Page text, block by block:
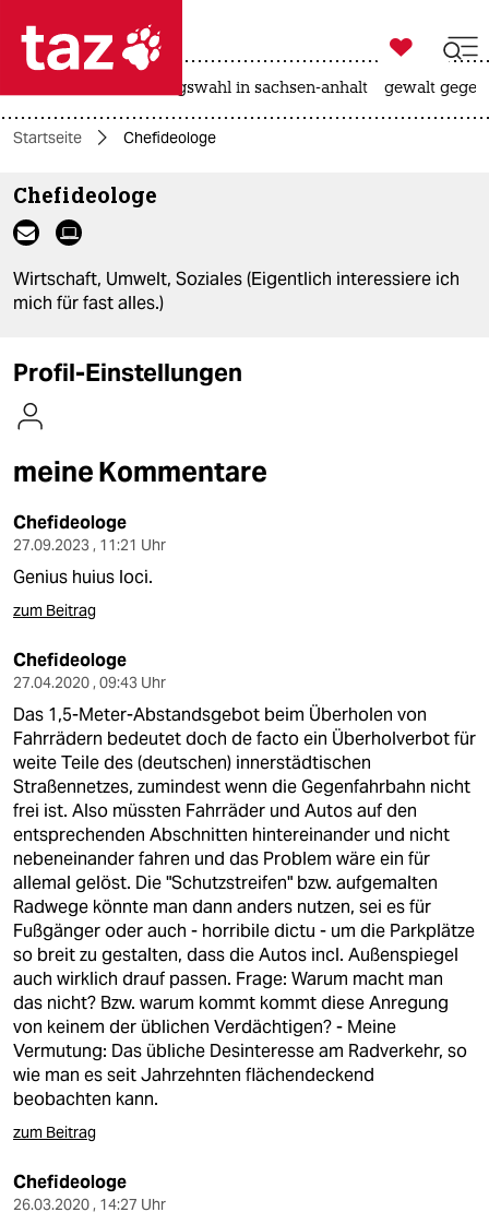
 taz zahl ich
taz zahl ich
themen
politik
öko
nord
wahrheit
verlag
veranstaltungen
shop
fragen & hilfe
unterstützen
abo
genossenschaft
epaper login

taz zahl ich
landtagswahl in sachsen-anhalt gewalt
Startseite Chefideologe
Chefideologe
Wirtschaft, Umwelt, Soziales (Eigentlich interessiere ich
mich für fast alles.)
Profil-Einstellungen
meine Kommentare
Chefideologe
27.09.2023 , 11:21 Uhr
Genius huius loci.
zum Beitrag
Chefideologe
27.04.2020 , 09:43 Uhr
Das 1,5-Meter-Abstandsgebot beim Überholen von
Fahrrädern bedeutet doch de facto ein Überholverbot für
weite Teile des (deutschen) innerstädtischen
Straßennetzes, zumindest wenn die Gegenfahrbahn nicht
frei ist. Also müssten Fahrräder und Autos auf den
entsprechenden Abschnitten hintereinander und nicht
nebeneinander fahren und das Problem wäre ein für
allemal gelöst. Die "Schutzstreifen" bzw. aufgemalten
Radwege könnte man dann anders nutzen, sei es für
Fußgänger oder auch - horribile dictu - um die Parkplätze
so breit zu gestalten, dass die Autos incl. Außenspiegel
auch wirklich drauf passen. Frage: Warum macht man
das nicht? Bzw. warum kommt kommt diese Anregung
von keinem der üblichen Verdächtigen? - Meine
Vermutung: Das übliche Desinteresse am Radverkehr, so
wie man es seit Jahrzehnten flächendeckend
beobachten kann.
zum Beitrag
Chefideologe
26.03.2020 , 14:27 Uhr